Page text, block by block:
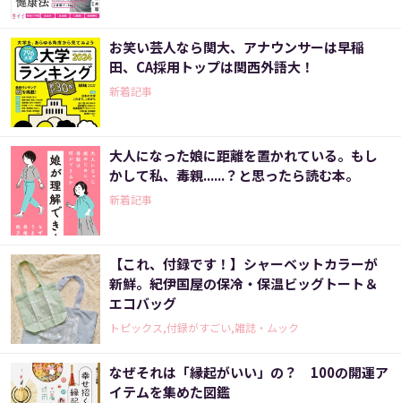
お笑い芸人なら関大、アナウンサーは早稲
田、CA採用トップは関西外語大！
新着記事
大人になった娘に距離を置かれている。もし
かして私、毒親......？と思ったら読む本。
新着記事
【これ、付録です！】シャーベットカラーが
新鮮。紀伊国屋の保冷・保温ビッグトート＆
エコバッグ
トピックス,付録がすごい,雑誌・ムック
なぜそれは「縁起がいい」の？ 100の開運ア
イテムを集めた図鑑